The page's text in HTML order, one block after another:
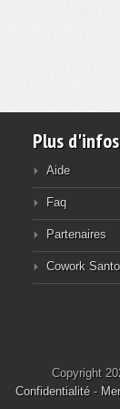
Plus d'infos
Aide
Faq
Partenaires
Cowork
Copyright
Confidentialité-